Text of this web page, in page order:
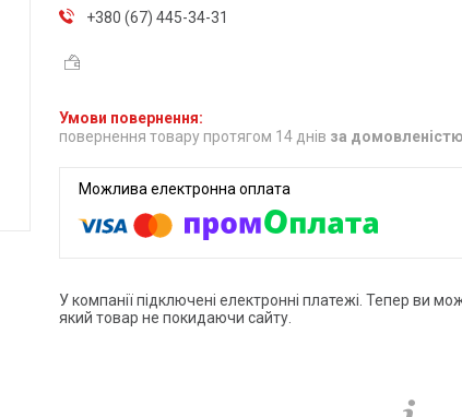
+380 (67) 445-34-31
повернення товару протягом 14 днів за домовленістю
У компанії підключені електронні платежі. Тепер ви
який товар не покидаючи сайту.